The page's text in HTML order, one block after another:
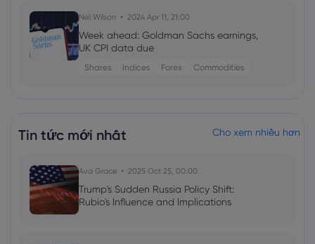
Neil Wilson 2024 Apr 11, 21:00
Week ahead: Goldman Sachs earnings,
UK CPI data due
Shares Indices Forex Commodities
Profit warning sinks 3M shares for biggest
loss since 2019
Neil Wilson 2024 Jan 22, 08:15
Tin tức mới nhất Cho xem nhiều hơn
Ava Grace 2025 Oct 25, 00:00
Trump's Sudden Russia Policy Shift:
Rubio's Influence and Implications